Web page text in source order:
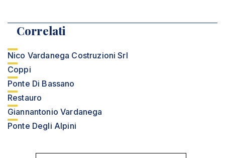
Correlati
Nico Vardanega Costruzioni Srl
Coppi
Ponte Di Bassano
Restauro
Giannantonio Vardanega
Ponte Degli Alpini